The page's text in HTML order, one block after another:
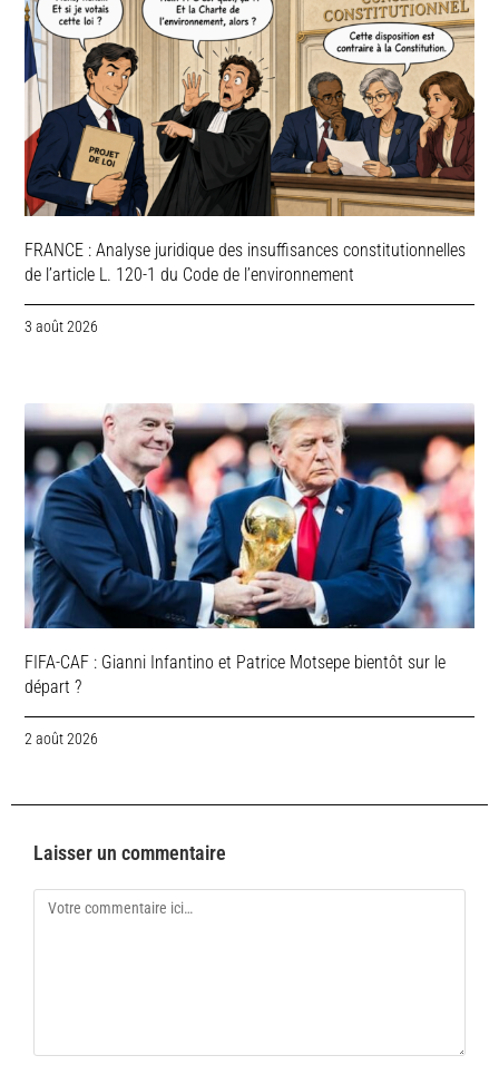
FRANCE : Analyse juridique des insuffisances constitutionnelles
de l’article L. 120-1 du Code de l’environnement
3 août 2026
FIFA-CAF : Gianni Infantino et Patrice Motsepe bientôt sur le
départ ?
2 août 2026
Laisser un commentaire